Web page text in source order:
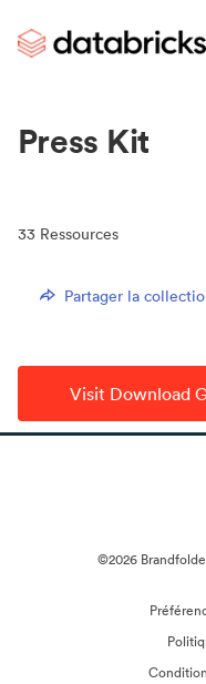
Press Kit
33 Ressources
Partager la
Visit Download
©2026